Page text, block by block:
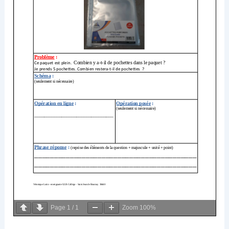
Page 1 / 1 Zoom 100%